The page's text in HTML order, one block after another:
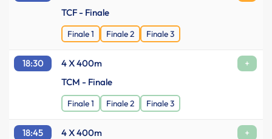
TCF - Finale
Finale 1 Finale 2 Finale 3
18:30 4 X 400m
+
TCM - Finale
Finale 1 Finale 2 Finale 3
18:45 4 X 400m
+